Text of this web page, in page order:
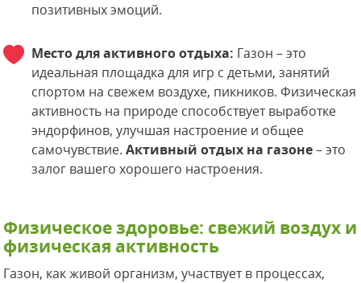
позитивных эмоций.
Место для активного отдыха: Газон – это
идеальная площадка для игр с детьми, занятий
спортом на свежем воздухе, пикников. Физическая
активность на природе способствует выработке
эндорфинов, улучшая настроение и общее
самочувствие.Активный отдых на газоне– это
залог вашего хорошего настроения.
Физическое здоровье: свежий воздух и
физическая активность
Газон, как живой организм, участвует в процессах,